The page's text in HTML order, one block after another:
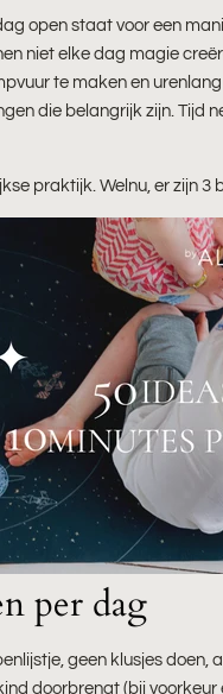
open staat voor een
niet elke dag magie
te maken en
die belangrijk zijn. Tijd
praktijk. Welnu, er zijn
per dag
geen klusjes doen,
doorbrengt (bij